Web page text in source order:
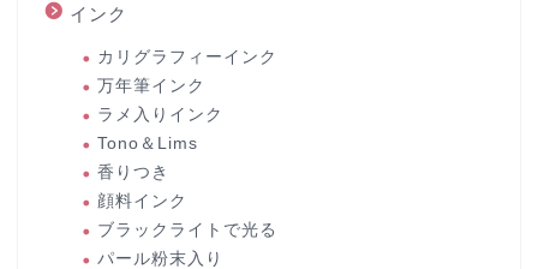
インク
カリグラフィーインク
万年筆インク
ラメ入りインク
Tono＆Lims
香りつき
顔料インク
ブラックライトで光る
パール粉末入り